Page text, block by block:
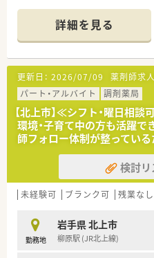
がっています。また、人事
映してくれる体制も整えて
工夫されています。
≪店舗紹介≫
ドライブスルーに対応して
ますが、幅広い処方に触れ
総合病院をはじめ、近隣医
薬剤師は2名在籍しており
す。JR北上駅から車で6分
≪企業情報≫
患者様の一生に関われる
います。薬局経営だけでは
と患者様の医療機関の外
ナント展開しています。社
向けのイベントなども社
職場環境を目指しています。
詳細を見る
更新日： 2026/07/09 薬剤師求人
パート・アルバイト
調剤薬局
【北上市】≪シフト・曜日相
環境・子育て中の方も活躍
師フォロー体制が整ってい
検討リ
未経験可 ブランク可 残業な
勤務地
岩手県 北上市
柳原駅 (JR北上線)